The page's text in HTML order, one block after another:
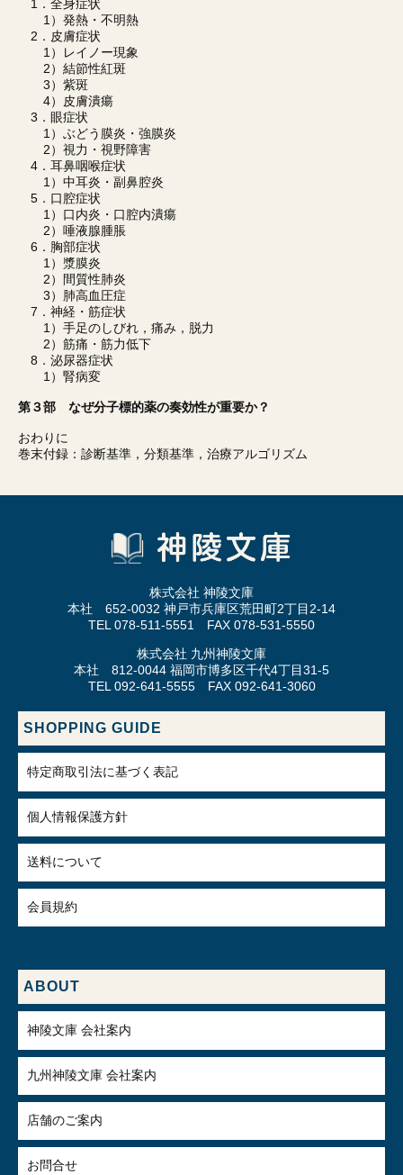
1．全身症状
1）発熱・不明熱
2．皮膚症状
1）レイノー現象
2）結節性紅斑
3）紫斑
4）皮膚潰瘍
3．眼症状
1）ぶどう膜炎・強膜炎
2）視力・視野障害
4．耳鼻咽喉症状
1）中耳炎・副鼻腔炎
5．口腔症状
1）口内炎・口腔内潰瘍
2）唾液腺腫脹
6．胸部症状
1）漿膜炎
2）間質性肺炎
3）肺高血圧症
7．神経・筋症状
1）手足のしびれ，痛み，脱力
2）筋痛・筋力低下
8．泌尿器症状
1）腎病変
第３部 なぜ分子標的薬の奏効性が重要か？
おわりに
巻末付録：診断基準，分類基準，治療アルゴリズム
株式会社 神陵文庫
本社 652-0032 神戸市兵庫区荒田町2丁目2-14
TEL 078-511-5551 FAX 078-531-5550
株式会社 九州神陵文庫
本社 812-0044 福岡市博多区千代4丁目31-5
TEL 092-641-5555 FAX 092-641-3060
SHOPPING GUIDE
特定商取引法に基づく表記
個人情報保護方針
送料について
会員規約
ABOUT
神陵文庫 会社案内
九州神陵文庫 会社案内
店舗のご案内
お問合せ